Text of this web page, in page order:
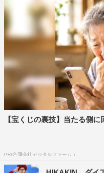
【宝くじの裏技】当たる側
PR(合同会社デジタルファーム )